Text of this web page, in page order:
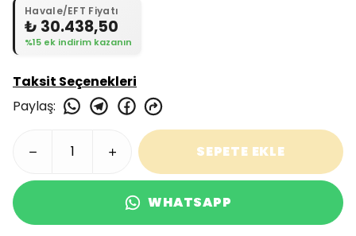
Havale/EFT Fiyatı
₺ 30.438,50
%15 ek indirim kazanın
Taksit Seçenekleri
Paylaş:
SEPETE EKLE
WHATSAPP